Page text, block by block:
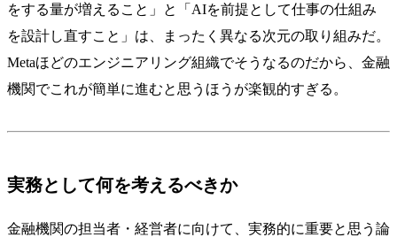
をする量が増えること」と「AIを前提として仕事の仕組み
を設計し直すこと」は、まったく異なる次元の取り組みだ。
Metaほどのエンジニアリング組織でそうなるのだから、金融
機関でこれが簡単に進むと思うほうが楽観的すぎる。
実務として何を考えるべきか
金融機関の担当者・経営者に向けて、実務的に重要と思う論